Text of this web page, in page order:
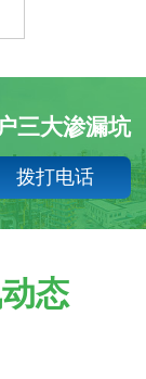
三大渗漏坑
拨打电话
态